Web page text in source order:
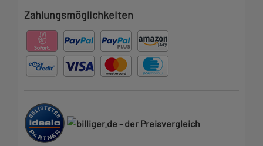
Zahlungsmöglichkeiten